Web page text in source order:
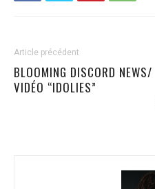
Article précédent
BLOOMING DISCORD NEWS/
VIDÉO “IDOLIES”